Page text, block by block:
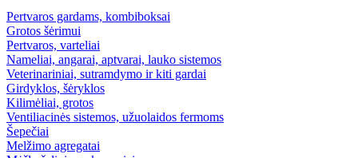
Pertvaros gardams, kombiboksai
Grotos šėrimui
Pertvaros, varteliai
Nameliai, angarai, aptvarai, lauko sistemos
Veterinariniai, sutramdymo ir kiti gardai
Girdyklos, šėryklos
Kilimėliai, grotos
Ventiliacinės sistemos, užuolaidos fermoms
Šepečiai
Melžimo agregatai